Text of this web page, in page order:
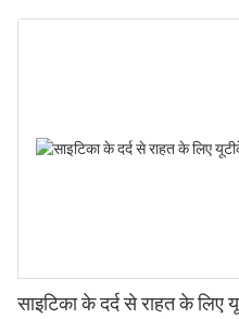
प्रदर्शन वाले 660 850nm
साइटिका के दर्द से राहत के लिए